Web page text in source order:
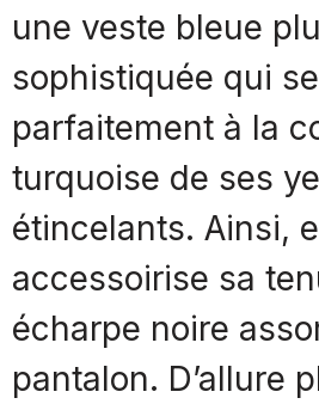
une veste bleue
sophistiquée qui
parfaitement à la
turquoise de ses
étincelants. Ainsi,
accessoirise sa
écharpe noire
pantalon. D’allure